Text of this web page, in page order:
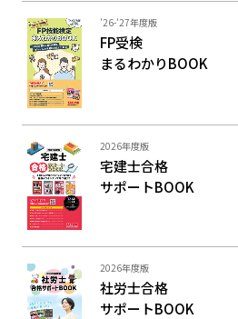
'26-'27年度版
FP受検
まるわかりBOOK
2026年度版
宅建士合格
サポートBOOK
2026年度版
社労士合格
サポートBOOK